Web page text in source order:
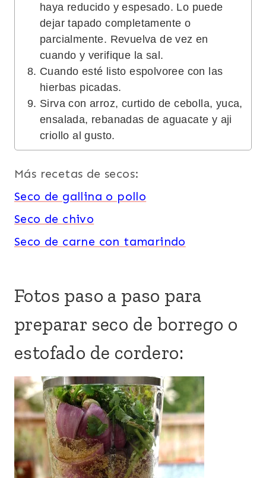
haya reducido y espesado. Lo puede
dejar tapado completamente o
parcialmente. Revuelva de vez en
cuando y verifique la sal.
Cuando esté listo espolvoree con las
hierbas picadas.
Sirva con arroz, curtido de cebolla, yuca,
ensalada, rebanadas de aguacate y aji
criollo al gusto.
Más recetas de secos:
Seco de gallina o pollo
Seco de chivo
Seco de carne con tamarindo
Fotos paso a paso para
preparar seco de borrego o
estofado de cordero: